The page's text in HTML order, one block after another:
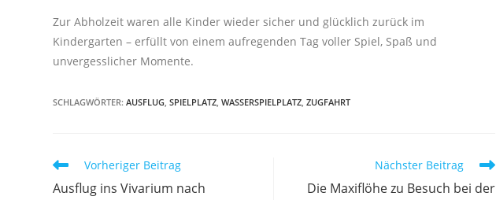
Zur Abholzeit waren alle Kinder wieder sicher und glücklich zurück im
Kindergarten – erfüllt von einem aufregenden Tag voller Spiel, Spaß und
unvergesslicher Momente.
SCHLAGWÖRTER:AUSFLUG SPIELPLATZ WASSERSPIELPLATZ ZUGFAHRT
Vorheriger Beitrag
Ausflug ins Vivarium nach
Nächster Beitrag
Die Maxiflöhe zu Besuch bei der